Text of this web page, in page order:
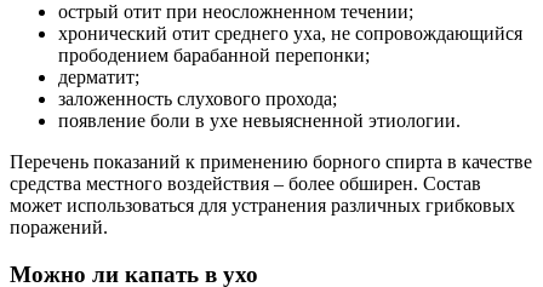
острый отит при неосложненном течении;
хронический отит среднего уха, не сопровождающийся
прободением барабанной перепонки;
дерматит;
заложенность слухового прохода;
появление боли в ухе невыясненной этиологии.
Перечень показаний к применению борного спирта в качестве
средства местного воздействия – более обширен. Состав
может использоваться для устранения различных грибковых
поражений.
Можно ли капать в ухо